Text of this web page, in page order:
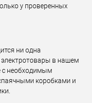
у проверенных
ни одна
электротовары в нашем
с необходимым
коробками и